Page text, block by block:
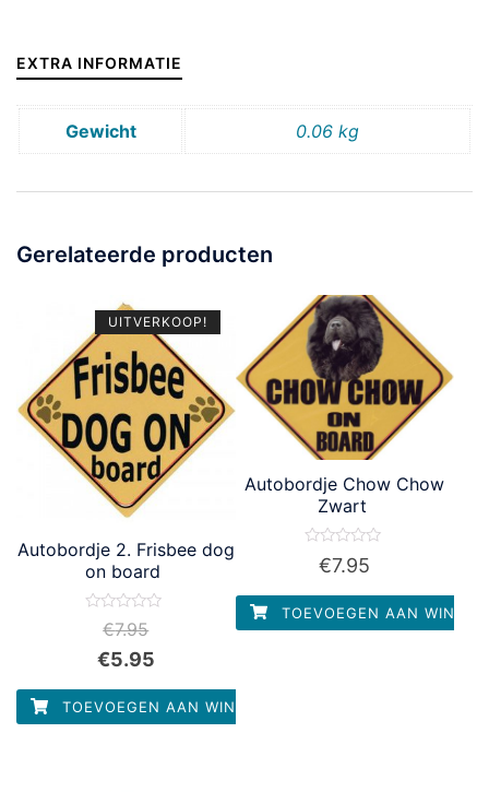
EXTRA INFORMATIE
Gewicht 0.06 kg
Gerelateerde producten
UITVERKOOP!
Autobordje 2. Frisbee dog
on board
Waardering
uit
€7.95
€5.95
TOEVOEGEN AAN WINKELWAGEN
Autobordje Chow Chow
Zwart
Waardering
5
€7.95
TOEVOEGEN AAN